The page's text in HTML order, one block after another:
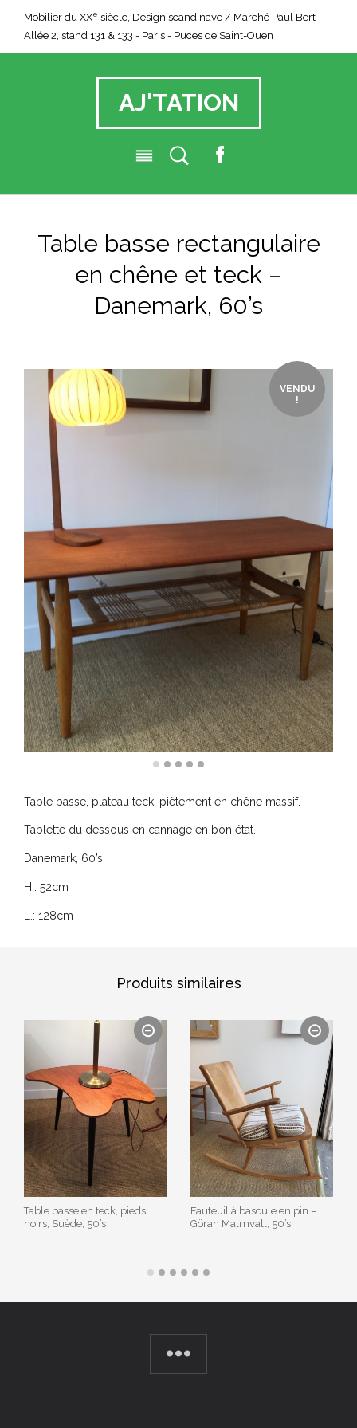
Mobilier du XXe siècle, Design scandinave / Marché Paul Bert -
Allée 2, stand 131 & 133 - Paris - Puces de Saint-Ouen
AJ'TATION
a
b
o
o
k
Table basse rectangulaire
en chêne et teck –
Danemark, 60’s
VENDU
!
Table basse, plateau teck, piètement en chêne massif.
Tablette du dessous en cannage en bon état.
Danemark, 60’s
H.: 52cm
L.: 128cm
Produits similaires
Table basse en teck, pieds
noirs, Suède, 50’s
Fauteuil à bascule en pin –
Göran Malmvall, 50’s